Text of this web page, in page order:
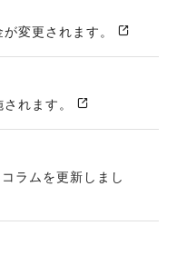
変更されます。
れます。
ラムを更新しまし